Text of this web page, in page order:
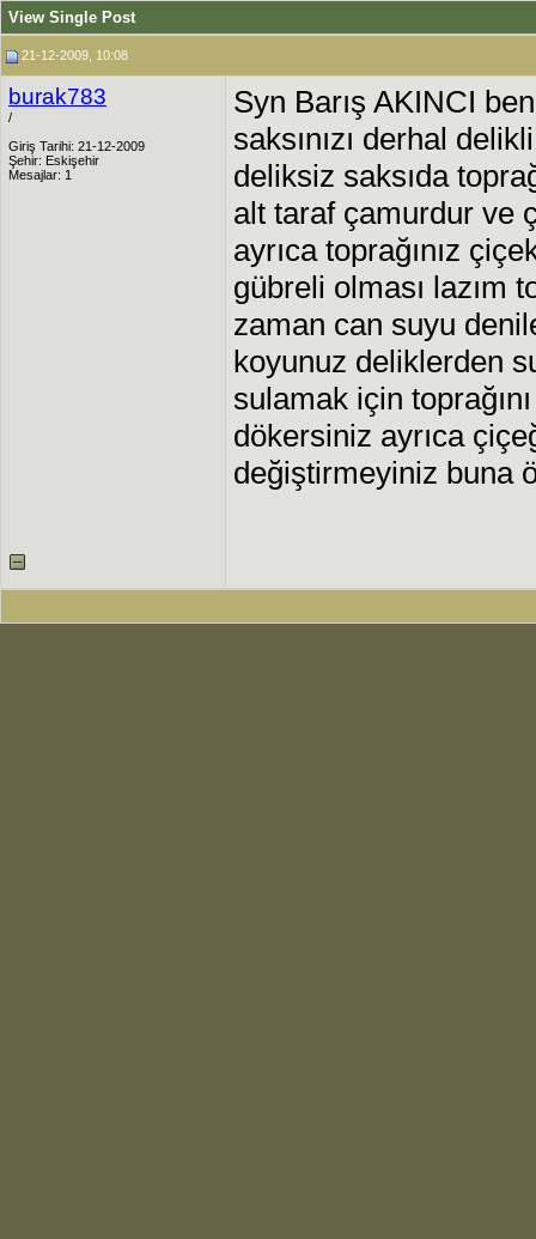
View Single Post
21-12-2009, 10:08
burak783
/
Giriş Tarihi: 21-12-2009
Şehir: Eskişehir
Mesajlar: 1
Syn Barış AKINCI
saksınızı derhal
deliksiz saksıda
alt taraf çamurdur ve
ayrıca toprağınız
gübreli olması lazım
zaman can suyu
koyunuz deliklerden
sulamak için
dökersiniz ayrıca
değiştirmeyiniz buna